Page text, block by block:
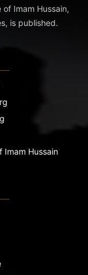
Imam Hussain,
is published.
Imam Hussain